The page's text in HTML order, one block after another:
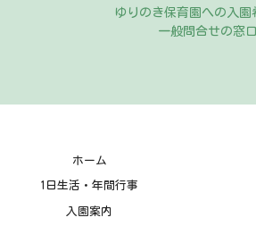
ゆりのき保育園への入園
一般問合せの窓
ホーム
1日生活・年間行事
入園案内